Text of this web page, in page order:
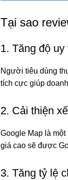
Tại sao
1. Tăng độ
Người tiêu dùng
tích cực giúp
2. Cải thiện
Google Map là
giá cao sẽ được
3. Tăng tỷ lệ